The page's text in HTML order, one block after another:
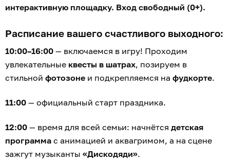
интерактивную площадку. Вход свободный (0+).
Расписание вашего счастливого выходного:
10:00–16:00 — включаемся в игру! Проходим
увлекательные квесты в шатрах, позируем в
стильной фотозоне и подкрепляемся на фудкорте.
11:00 — официальный старт праздника.
12:00 — время для всей семьи: начнётся детская
программа с анимацией и аквагримом, а на сцене
зажгут музыканты «Дискодяди».